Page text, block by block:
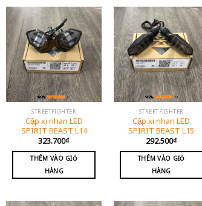
STREETFIGHTER
Cặp xi nhan LED
SPIRIT BEAST L14
323.700₫
THÊM VÀO GIỎ
HÀNG
STREETFIGHTER
Cặp xi nhan LED
SPIRIT BEAST L15
292.500₫
THÊM VÀO GIỎ
HÀNG